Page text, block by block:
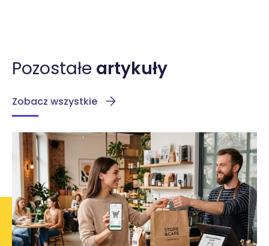
Pozostałe artykuły
Zobacz wszystkie